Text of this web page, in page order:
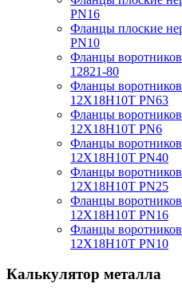
PN16
Фланцы плоские
PN10
Фланцы
12821-80
Фланцы
12Х18Н10Т PN63
Фланцы
12Х18Н10Т PN6
Фланцы
12Х18Н10Т PN40
Фланцы
12Х18Н10Т PN25
Фланцы
12Х18Н10Т PN16
Фланцы
12Х18Н10Т PN10
Калькулятор металла